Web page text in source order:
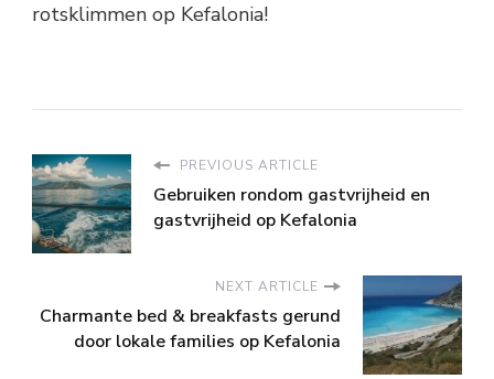
rotsklimmen op Kefalonia!
PREVIOUS ARTICLE
Gebruiken rondom gastvrijheid en
gastvrijheid op Kefalonia
NEXT ARTICLE
Charmante bed & breakfasts gerund
door lokale families op Kefalonia